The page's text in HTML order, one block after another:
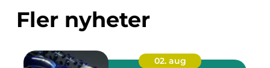
Fler nyheter
02. aug